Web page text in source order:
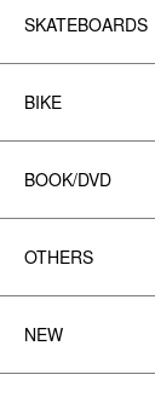
SKATEBOARDS
BIKE
BOOK/DVD
OTHERS
NEW